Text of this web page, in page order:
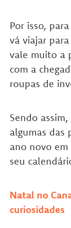
Por isso,
vá viajar
vale muito a
com a
roupas de
Sendo
algumas das
ano novo em
seu
Natal no
curiosidades